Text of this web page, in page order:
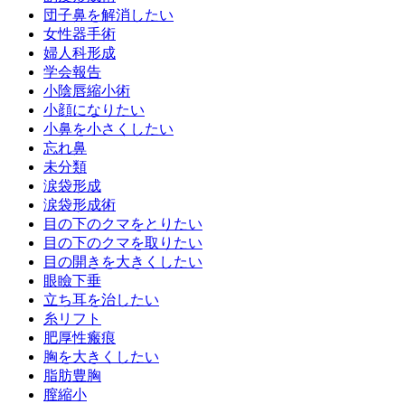
団子鼻を解消したい
女性器手術
婦人科形成
学会報告
小陰唇縮小術
小顔になりたい
小鼻を小さくしたい
忘れ鼻
未分類
涙袋形成
涙袋形成術
目の下のクマをとりたい
目の下のクマを取りたい
目の開きを大きくしたい
眼瞼下垂
立ち耳を治したい
糸リフト
肥厚性瘢痕
胸を大きくしたい
脂肪豊胸
膣縮小